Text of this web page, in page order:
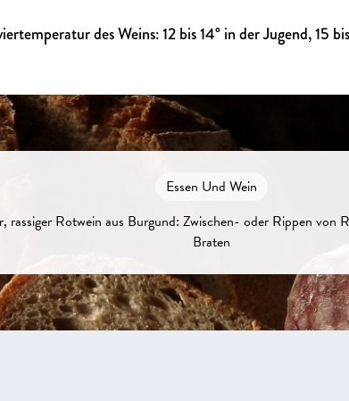
des Weins: 12 bis 14° in der Jugend, 15
Essen Und Wein
rassiger Rotwein aus Burgund: Zwischen- oder Rippen von
Braten